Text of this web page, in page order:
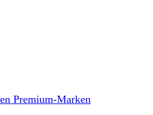
Premium-Marken